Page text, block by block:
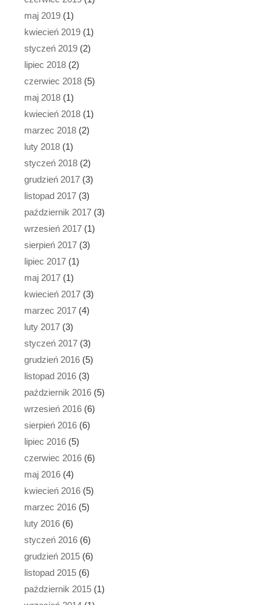
maj 2019 (1)
kwiecień 2019 (1)
styczeń 2019 (2)
lipiec 2018 (2)
czerwiec 2018 (5)
maj 2018 (1)
kwiecień 2018 (1)
marzec 2018 (2)
luty 2018 (1)
styczeń 2018 (2)
grudzień 2017 (3)
listopad 2017 (3)
październik 2017 (3)
wrzesień 2017 (1)
sierpień 2017 (3)
lipiec 2017 (1)
maj 2017 (1)
kwiecień 2017 (3)
marzec 2017 (4)
luty 2017 (3)
styczeń 2017 (3)
grudzień 2016 (5)
listopad 2016 (3)
październik 2016 (5)
wrzesień 2016 (6)
sierpień 2016 (6)
lipiec 2016 (5)
czerwiec 2016 (6)
maj 2016 (4)
kwiecień 2016 (5)
marzec 2016 (5)
luty 2016 (6)
styczeń 2016 (6)
grudzień 2015 (6)
listopad 2015 (6)
październik 2015 (1)